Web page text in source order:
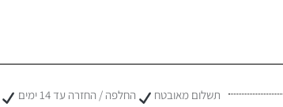
תשלום מאובטח החלפה / החזרה עד 14 ימים